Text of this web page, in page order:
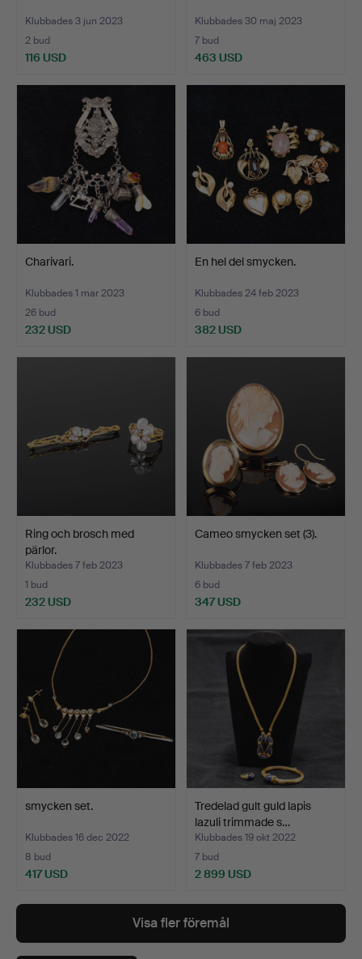
Klubbades 3 jun 2023
2 bud
116 USD
Klubbades 30 maj 2023
7 bud
463 USD
Charivari.
Klubbades 1 mar 2023
26 bud
232 USD
En hel del smycken.
Klubbades 24 feb 2023
6 bud
382 USD
Ring och brosch med
pärlor.
Klubbades 7 feb 2023
1 bud
232 USD
Cameo smycken set (3).
Klubbades 7 feb 2023
6 bud
347 USD
smycken set.
Klubbades 16 dec 2022
8 bud
417 USD
Tredelad gult guld lapis
lazuli trimmade s…
Klubbades 19 okt 2022
7 bud
2 899 USD
Visa fler föremål